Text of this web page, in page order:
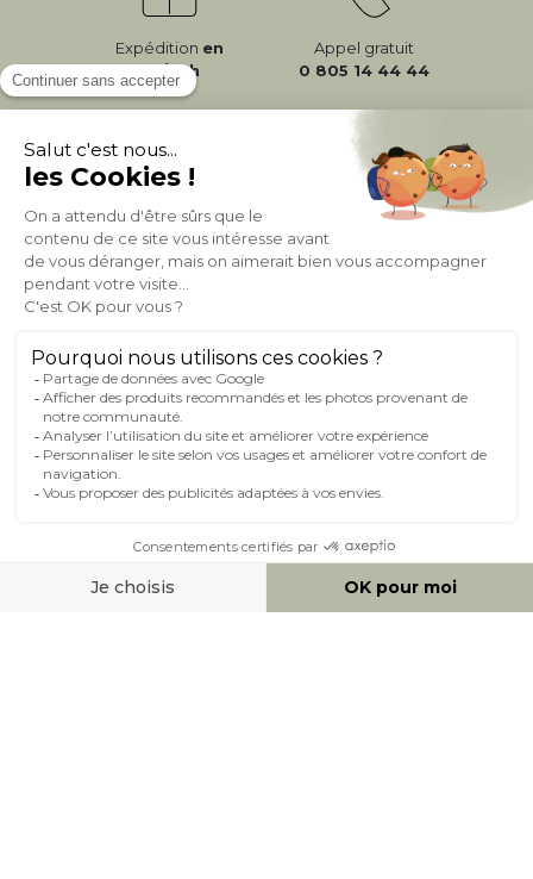
Expédition en
24/72h
Appel gratuit
0 805 14 44 44
À PROPOS DE MILIBOO
AIDE & CONTACT